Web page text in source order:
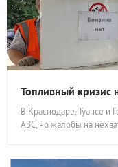
Топливный кризис
В Краснодаре, Туапсе и
АЗС, но жалобы на